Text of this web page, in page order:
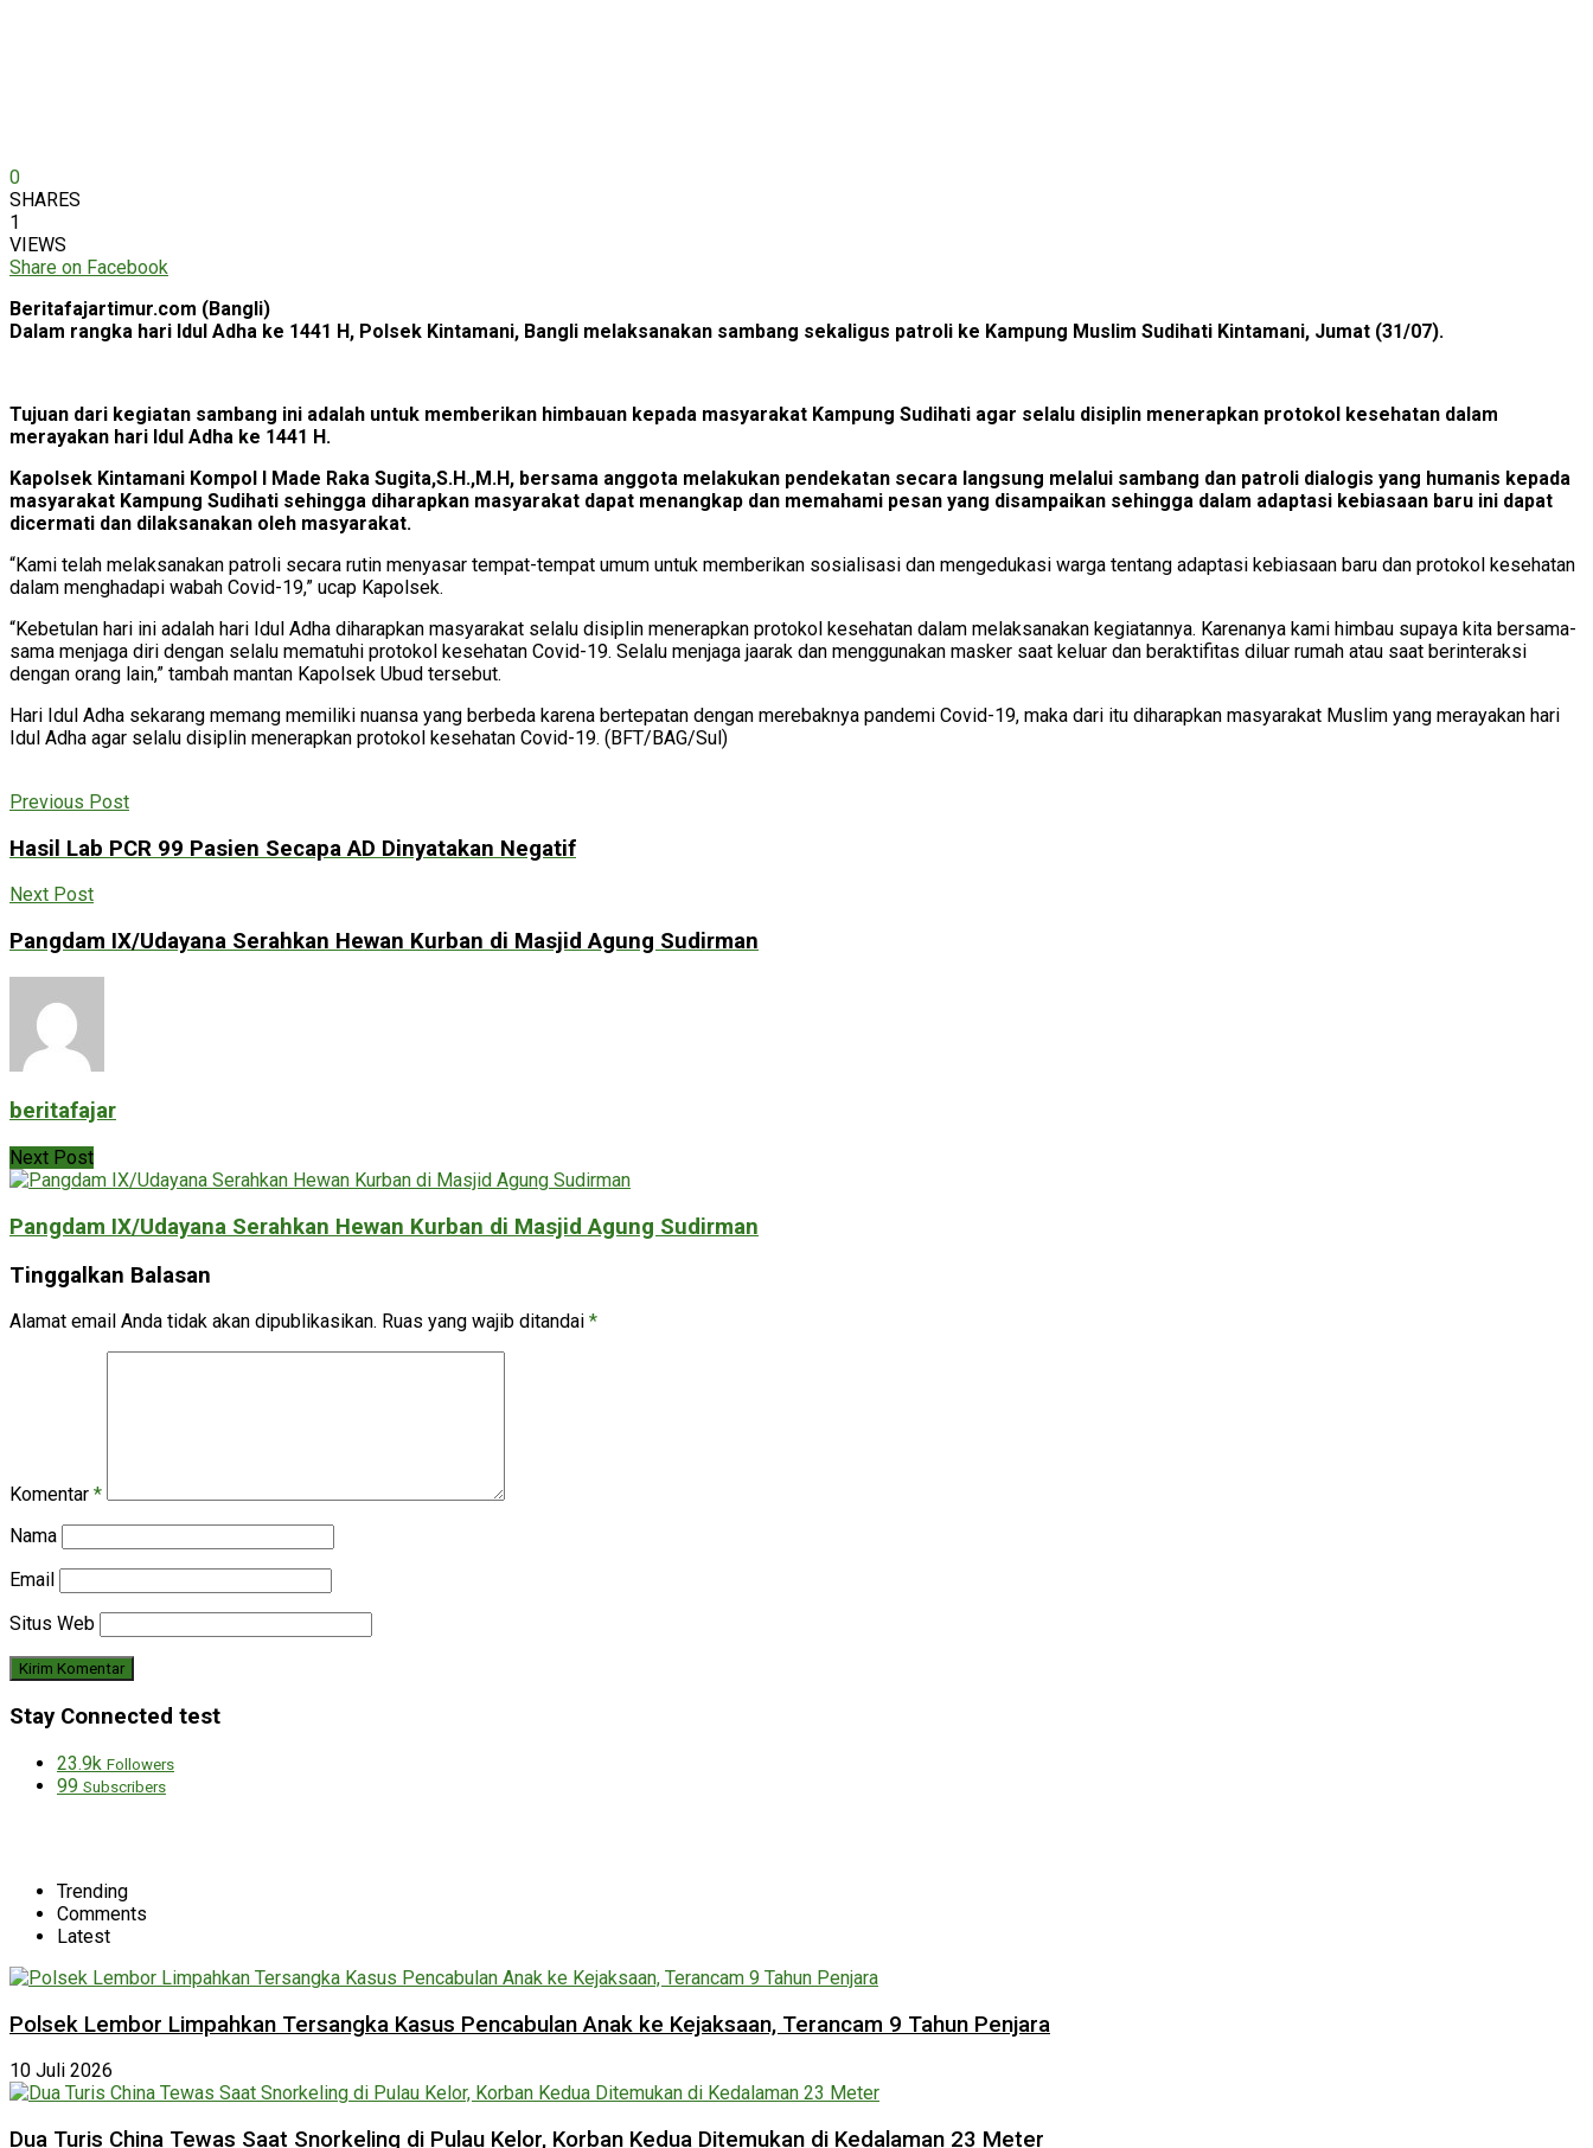
0
SHARES
1
VIEWS
Share on Facebook
Beritafajartimur.com (Bangli)
Dalam rangka hari Idul Adha ke 1441 H, Polsek Kintamani, Bangli melaksanakan sambang sekaligus patroli ke Kampung Muslim Sudihati Kintamani, Jumat (31/07).
Tujuan dari kegiatan sambang ini adalah untuk memberikan himbauan kepada masyarakat Kampung Sudihati agar selalu disiplin menerapkan protokol kesehatan dalam
merayakan hari Idul Adha ke 1441 H.
Kapolsek Kintamani Kompol I Made Raka Sugita,S.H.,M.H, bersama anggota melakukan pendekatan secara langsung melalui sambang dan patroli dialogis yang humanis kepada
masyarakat Kampung Sudihati sehingga diharapkan masyarakat dapat menangkap dan memahami pesan yang disampaikan sehingga dalam adaptasi kebiasaan baru ini dapat
dicermati dan dilaksanakan oleh masyarakat.
“Kami telah melaksanakan patroli secara rutin menyasar tempat-tempat umum untuk memberikan sosialisasi dan mengedukasi warga tentang adaptasi kebiasaan baru dan protokol kesehatan
dalam menghadapi wabah Covid-19,” ucap Kapolsek.
“Kebetulan hari ini adalah hari Idul Adha diharapkan masyarakat selalu disiplin menerapkan protokol kesehatan dalam melaksanakan kegiatannya. Karenanya kami himbau supaya kita bersama-
sama menjaga diri dengan selalu mematuhi protokol kesehatan Covid-19. Selalu menjaga jaarak dan menggunakan masker saat keluar dan beraktifitas diluar rumah atau saat berinteraksi
dengan orang lain,” tambah mantan Kapolsek Ubud tersebut.
Hari Idul Adha sekarang memang memiliki nuansa yang berbeda karena bertepatan dengan merebaknya pandemi Covid-19, maka dari itu diharapkan masyarakat Muslim yang merayakan hari
Idul Adha agar selalu disiplin menerapkan protokol kesehatan Covid-19. (BFT/BAG/Sul)
Previous Post
Hasil Lab PCR 99 Pasien Secapa AD Dinyatakan Negatif
Next Post
Pangdam IX/Udayana Serahkan Hewan Kurban di Masjid Agung Sudirman
beritafajar
Next Post
Pangdam IX/Udayana Serahkan Hewan Kurban di Masjid Agung Sudirman
Tinggalkan Balasan
Alamat email Anda tidak akan dipublikasikan. Ruas yang wajib ditandai *
Komentar *
Nama
Email
Situs Web
Stay Connected test
23.9k Followers
99 Subscribers
Trending
Comments
Latest
Polsek Lembor Limpahkan Tersangka Kasus Pencabulan Anak ke Kejaksaan, Terancam 9 Tahun Penjara
10 Juli 2026
Dua Turis China Tewas Saat Snorkeling di Pulau Kelor, Korban Kedua Ditemukan di Kedalaman 23 Meter